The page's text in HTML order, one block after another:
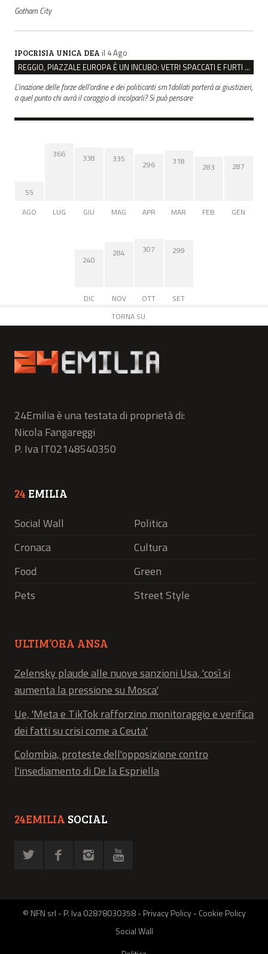
Gotham City
IPOCRISIA UNICA DEA il 4 Ago
REGGIO, PIAZZALE EUROPA È UN INCUBO: VETRI SPACCATI E FURTI SULLE AUTO IN SOSTA
L'inazione delle forze dell'ordine e dei politicanti sm1dollati porterà ai giustizieri,
a quel punto chi avrà il coraggio di incolparli? Si può pensare
55
AGO
366
LUG
338
GIU
335
MAG
296
APR
318
MAR
283
FEB
287
GEN
240
DIC
284
NOV
307
OTT
299
SET
TORNA SU
24Emilia è una testata di proprietà di:
Nicola Fangareggi
P. Iva IT02148540350
24 EMILIA
Social Wall
Politica
Cronaca
Cultura
Food
Green
Pets
Street Style
ULTIM’ORA ANSA
Zelensky plaude alle nuove sanzioni Usa, 'così si
aumenta la pressione su Mosca'
Ue, 'Meta e TikTok rafforzino monitoraggio e verifica
dei fatti su crisi come a Ceuta'
Colombia, proteste dell'opposizione contro
l'insediamento di De la Espriella
24EMILIA SOCIAL
© NFN srl - P. Iva 02878030358 -Privacy Policy-Cookie Policy
Social Wall